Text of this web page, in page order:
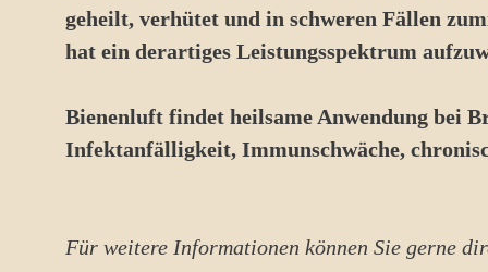
geheilt, verhütet und in schweren Fällen
hat ein derartiges Leistungsspektrum
Bienenluft findet heilsame Anwendung bei
Infektanfälligkeit, Immunschwäche,
Für weitere Informationen können Sie gerne